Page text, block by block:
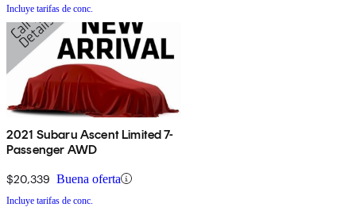
Incluye tarifas de conc.
2021 Subaru Ascent Limited 7-
Passenger AWD
$20,339 Buena oferta
Incluye tarifas de conc.